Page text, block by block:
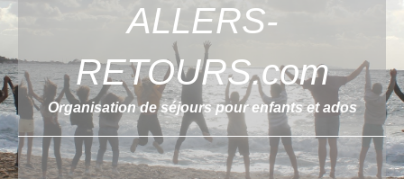
ALLERS-
RETOURS.com
Organisation de séjours pour enfants et ados